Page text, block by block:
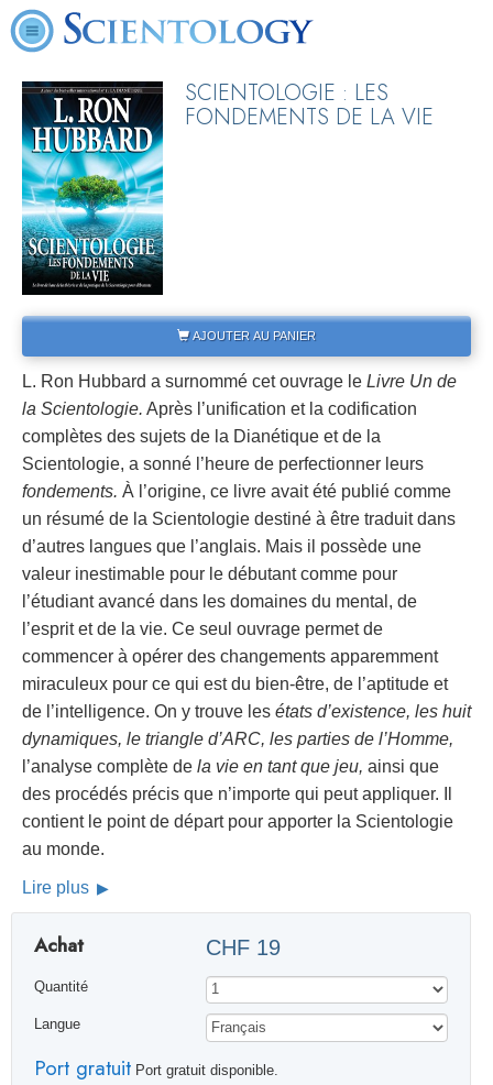
SCIENTOLOGIE : LES
FONDEMENTS DE LA VIE
AJOUTER AU PANIER
L. Ron Hubbard a surnommé cet ouvrage le Livre Un de
la Scientologie. Après l’unification et la codification
complètes des sujets de la Dianétique et de la
Scientologie, a sonné l’heure de perfectionner leurs
fondements. À l’origine, ce livre avait été publié comme
un résumé de la Scientologie destiné à être traduit dans
d’autres langues que l’anglais. Mais il possède une
valeur inestimable pour le débutant comme pour
l’étudiant avancé dans les domaines du mental, de
l’esprit et de la vie. Ce seul ouvrage permet de
commencer à opérer des changements apparemment
miraculeux pour ce qui est du bien-être, de l’aptitude et
de l’intelligence. On y trouve les états d’existence, les huit
dynamiques, le triangle d’ARC, les parties de l’Homme,
l’analyse complète de la vie en tant que jeu, ainsi que
des procédés précis que n’importe qui peut appliquer. Il
contient le point de départ pour apporter la Scientologie
au monde.
Lire plus
Achat CHF 19
Quantité
Langue
Port gratuitPort gratuit disponible.